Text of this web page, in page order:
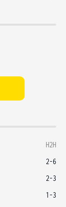
H2H
2-6
2-3
1-3